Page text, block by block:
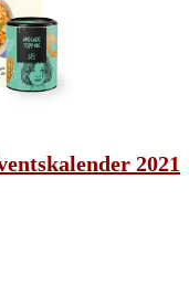
2021